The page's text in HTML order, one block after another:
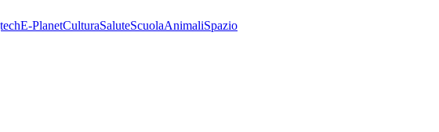
E-PlanetCulturaSaluteScuolaAnimaliSpazio